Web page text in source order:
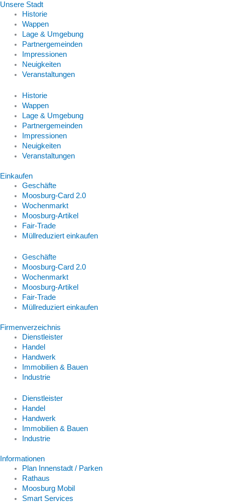
Unsere Stadt
Historie
Wappen
Lage & Umgebung
Partnergemeinden
Impressionen
Neuigkeiten
Veranstaltungen
Historie
Wappen
Lage & Umgebung
Partnergemeinden
Impressionen
Neuigkeiten
Veranstaltungen
Einkaufen
Geschäfte
Moosburg-Card 2.0
Wochenmarkt
Moosburg-Artikel
Fair-Trade
Müllreduziert einkaufen
Geschäfte
Moosburg-Card 2.0
Wochenmarkt
Moosburg-Artikel
Fair-Trade
Müllreduziert einkaufen
Firmenverzeichnis
Dienstleister
Handel
Handwerk
Immobilien & Bauen
Industrie
Dienstleister
Handel
Handwerk
Immobilien & Bauen
Industrie
Informationen
Plan Innenstadt / Parken
Rathaus
Moosburg Mobil
Smart Services